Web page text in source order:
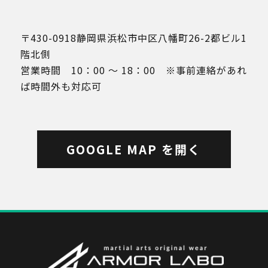
〒430-0918静岡県浜松市中区八幡町26-2都ビル1
階北側
営業時間 10：00 ～ 18：00 ※事前連絡があれ
ば時間外も対応可
GOOGLE MAP を開く